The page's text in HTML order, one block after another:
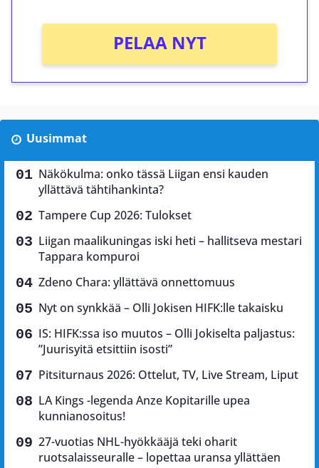
PELAA NYT
Uusimmat
Näkökulma: onko tässä Liigan ensi kauden
yllättävä tähtihankinta?
Tampere Cup 2026: Tulokset
Liigan maalikuningas iski heti – hallitseva mestari
Tappara kompuroi
Zdeno Chara: yllättävä onnettomuus
Nyt on synkkää – Olli Jokisen HIFK:lle takaisku
IS: HIFK:ssa iso muutos – Olli Jokiselta paljastus:
”Juurisyitä etsittiin isosti”
Pitsiturnaus 2026: Ottelut, TV, Live Stream, Liput
LA Kings -legenda Anze Kopitarille upea
kunnianosoitus!
27-vuotias NHL-hyökkääjä teki oharit
ruotsalaisseuralle – lopettaa uransa yllättäen